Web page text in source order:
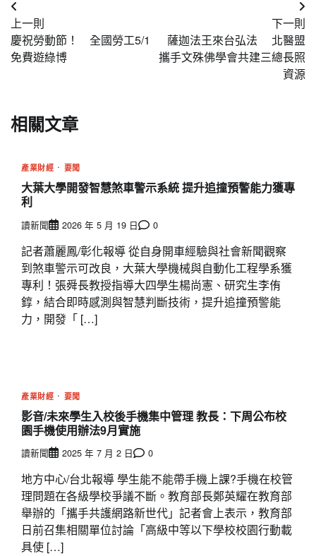
文
章
導
上一則
慶祝勞動節！ 全國勞工5/1
免費遊綠博
下一則
薩迦法王來台弘法 北醫盟
攜手文殊佛學會共建三總長照
資源
相關文章
產業財經 要聞
大葉大學開發智慧煞車警示系統 提升追撞預警能力獲專
利
讀新聞 2026 年 5 月 19 日 0
記者蕭麗鳳/彰化報導 從自身開車經驗與社會新聞觀察
到煞車警示可改良，大葉大學機械與自動化工程學系獲
專利！張舜長教授指導大四學生楊尚憲、研究生李侑
錞，結合即時感測與智慧判斷技術，提升追撞預警能
力，開發「 […]
產業財經 要聞
影音/未來學生入校後手機集中管理 教長：下周公布校
園手機使用辦法9月實施
讀新聞 2025 年 7 月 2 日 0
地方中心/台北報導 學生能不能帶手機上課?手機在校管
理問題在各級學校爭議不斷。教育部長鄭英耀在教育部
舉辦的「攜手共護網路新世代」記者會上表示，教育部
日前召集相關單位討論「高級中等以下學校校園行動載
具使 […]